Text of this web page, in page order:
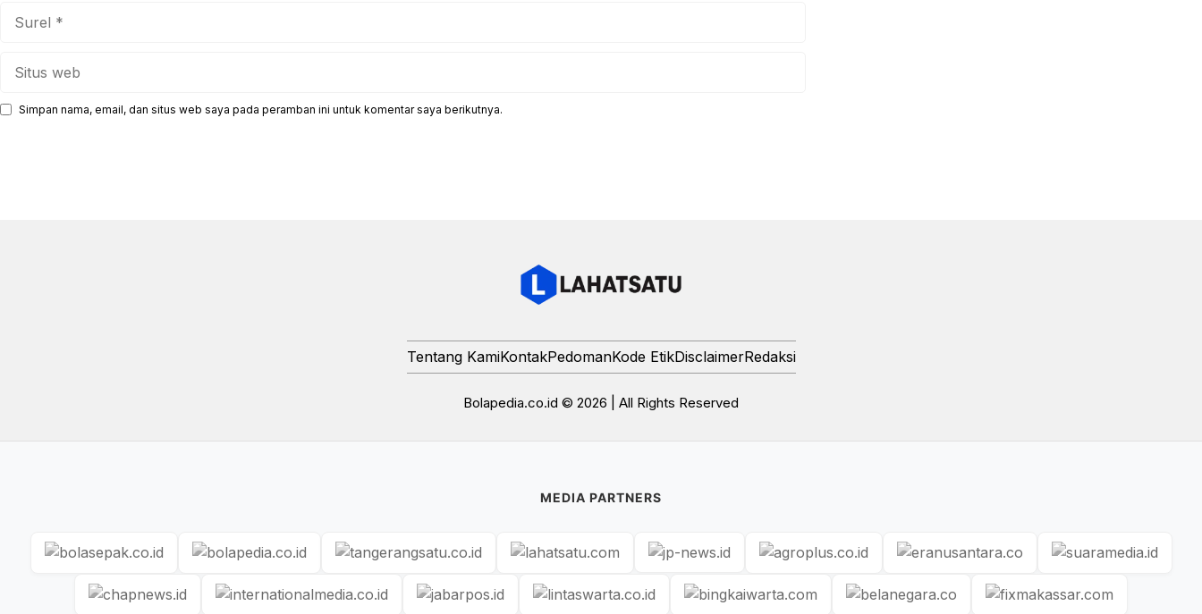
Simpan nama, email, dan situs web saya pada peramban ini untuk komentar saya berikutnya.
Tentang KamiKontakPedomanKode EtikDisclaimerRedaksi
Bolapedia.co.id © 2026 | All Rights Reserved
MEDIA PARTNERS